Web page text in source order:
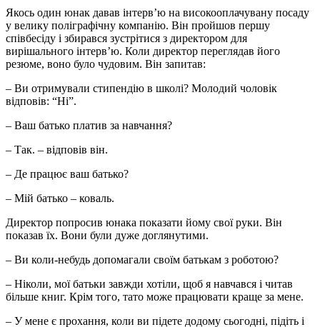
Якось один юнак давав інтерв’ю на високооплачувану посаду
у велику поліграфічну компанію. Він пройшов першу
співбесіду і збирався зустрітися з директором для
вирішального інтерв’ю. Коли директор переглядав його
резюме, воно було чудовим. Він запитав:
– Ви отримували стипендію в школі? Молодий чоловік
відповів: “Ні”.
– Ваш батько платив за навчання?
– Так. – відповів він.
– Де працює ваш батько?
– Мій батько – коваль.
Директор попросив юнака показати йому свої руки. Він
показав їх. Вони були дуже доглянутими.
– Ви коли-небудь допомагали своїм батькам з роботою?
– Ніколи, мої батьки завжди хотіли, щоб я навчався і читав
більше книг. Крім того, тато може працювати краще за мене.
– У мене є прохання, коли ви підете додому сьогодні, підіть і